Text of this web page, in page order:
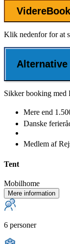
Videre
Klik nedenfor for at
Alternative
Sikker booking med
Mere end
Danske
Medlem af
Tent
Mobilhome
Mere information
6 personer